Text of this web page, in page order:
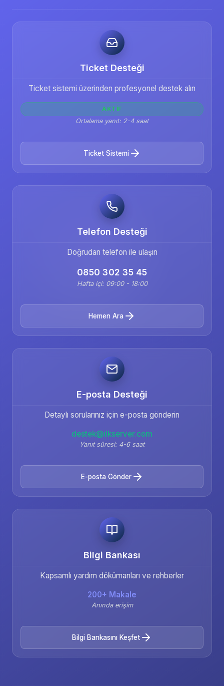
Ticket Desteği
Ticket sistemi üzerinden profesyonel destek alın
AKTIF
Ortalama yanıt: 2-4 saat
Ticket Sistemi
Telefon Desteği
Doğrudan telefon ile ulaşın
0850 302 35 45
Hafta içi: 09:00 - 18:00
Hemen Ara
E-posta Desteği
Detaylı sorularınız için e-posta gönderin
destek@ilkserver.com
Yanıt süresi: 4-6 saat
E-posta Gönder
Bilgi Bankası
Kapsamlı yardım dökümanları ve rehberler
200+ Makale
Anında erişim
Bilgi Bankasını Keşfet